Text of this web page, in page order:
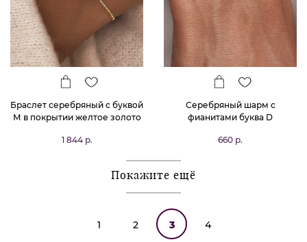
Браслет серебряный с буквой
М в покрытии желтое золото
1 844 р.
Серебряный шарм с
фианитами буква D
660 р.
Покажите ещё
1 2 3 4